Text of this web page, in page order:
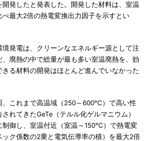
開発したと発表した。開発した材料は、室温
最大2倍の熱電変換出力因子を示すとい
発電は、クリーンなエネルギー源として注
、廃熱の中で総量が最も多い室温廃熱を、効
る材料の開発はほとんど進んでいなかった
これまで高温域（250～600℃）で高い性
れてきたGeTe（テルル化ゲルマニウム）
制御し、室温付近（室温～150℃）で熱電変
ク係数の2乗と電気伝導率の積）を最大2倍